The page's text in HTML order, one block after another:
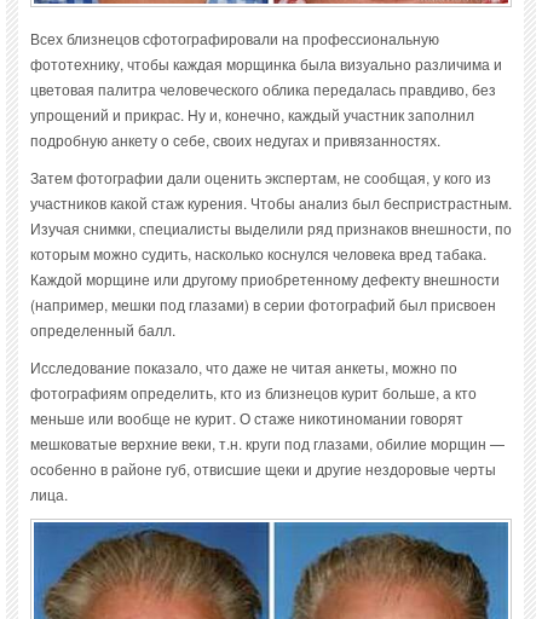
Всех близнецов сфотографировали на профессиональную
фототехнику, чтобы каждая морщинка была визуально различима и
цветовая палитра человеческого облика передалась правдиво, без
упрощений и прикрас. Ну и, конечно, каждый участник заполнил
подробную анкету о себе, своих недугах и привязанностях.
Затем фотографии дали оценить экспертам, не сообщая, у кого из
участников какой стаж курения. Чтобы анализ был беспристрастным.
Изучая снимки, специалисты выделили ряд признаков внешности, по
которым можно судить, насколько коснулся человека вред табака.
Каждой морщине или другому приобретенному дефекту внешности
(например, мешки под глазами) в серии фотографий был присвоен
определенный балл.
Исследование показало, что даже не читая анкеты, можно по
фотографиям определить, кто из близнецов курит больше, а кто
меньше или вообще не курит. О стаже никотиномании говорят
мешковатые верхние веки, т.н. круги под глазами, обилие морщин —
особенно в районе губ, отвисшие щеки и другие нездоровые черты
лица.